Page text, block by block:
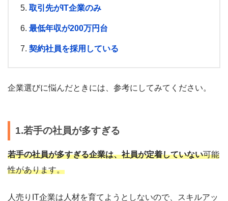
取引先がIT企業のみ
最低年収が200万円台
契約社員を採用している
企業選びに悩んだときには、参考にしてみてください。
1.若手の社員が多すぎる
若手の社員が多すぎる企業は、社員が定着していない可能
性があります。
人売りIT企業は人材を育てようとしないので、スキルアッ